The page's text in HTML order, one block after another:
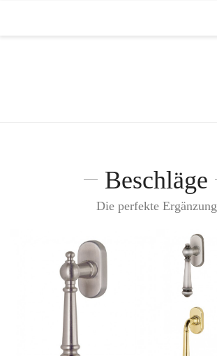
Beschläge
Die perfekte Ergänzung